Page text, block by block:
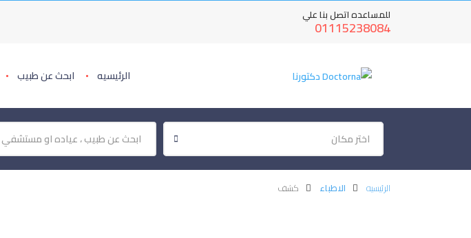
للمساعده اتصل بنا علي
01115238084
الرئيسيه ابحث عن طبيب
اختر مكان
الرئيسيه الاطباء كشف